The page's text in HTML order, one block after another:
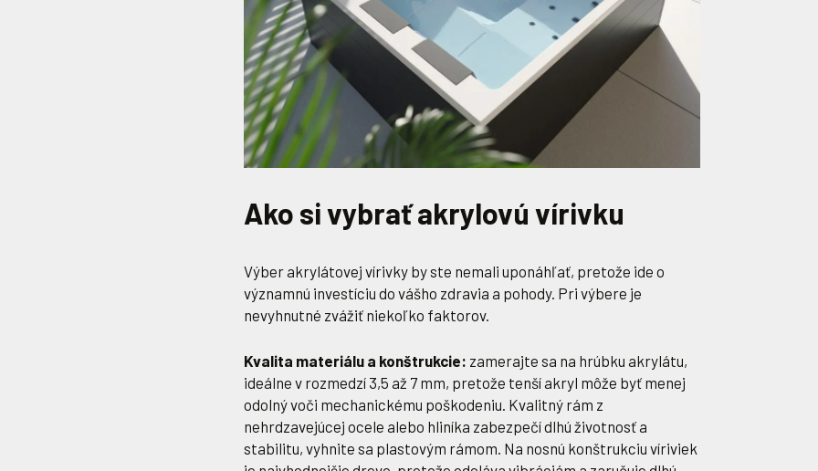
Ako si vybrať akrylovú vírivku
Výber akrylátovej vírivky by ste nemali uponáhľať, pretože ide o
významnú investíciu do vášho zdravia a pohody. Pri výbere je
nevyhnutné zvážiť niekoľko faktorov.
Kvalita materiálu a konštrukcie: zamerajte sa na hrúbku akrylátu,
ideálne v rozmedzí 3,5 až 7 mm, pretože tenší akryl môže byť menej
odolný voči mechanickému poškodeniu. Kvalitný rám z
nehrdzavejúcej ocele alebo hliníka zabezpečí dlhú životnosť a
stabilitu, vyhnite sa plastovým rámom. Na nosnú konštrukciu víriviek